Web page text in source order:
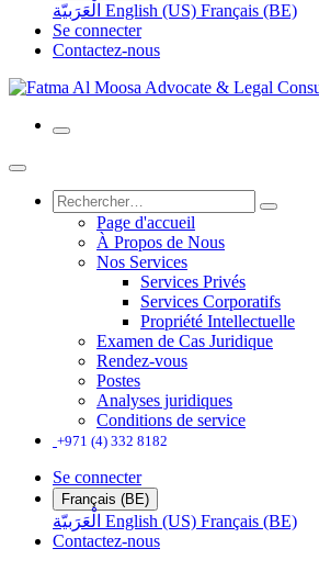
الْعَرَبيّة English (US) Français (BE)
Se connecter
Contactez-nous
Page d'accueil
À Propos de Nous
Nos Services
Services Privés
Services Corporatifs
Propriété Intellectuelle
Examen de Cas Juridique
Rendez-vous
Postes
Analyses juridiques
Conditions de service
+971 (4) 332 8182
Se connecter
Français (BE)
الْعَرَبيّة English (US) Français (BE)
Contactez-nous